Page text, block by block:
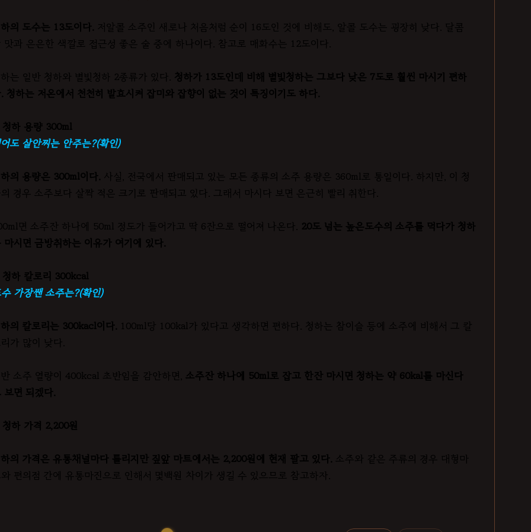
의 도수는 13도이다. 저알콜 소주인 새로나 처음처럼 순이 16도인 것에 비해도, 알콜 도수는 굉장히 낮다. 달콤
맛과 은은한 색깔로 접근성 좋은 술 중에 하나이다. 참고로 매화수는 12도이다.
는 일반 청하와 별빛청하 2종류가 있다. 청하가 13도인데 비해 별빛청하는 그보다 낮은 7도로 훨씬 마시기 편하
청하는 저온에서 천천히 발효시켜 잡미와 잡향이 없는 것이 특징이기도 하다.
하 용량 300ml
도 살안찌는 안주는?(확인)
의 용량은 300ml이다. 사실, 전국에서 판매되고 있는 모든 종류의 소주 용량은 360ml로 통일이다. 하지만, 이 청
경우 소주보다 살짝 적은 크기로 판매되고 있다. 그래서 마시다 보면 은근히 빨리 취한다.
면 소주잔 하나에 50ml 정도가 들어가고 딱 6잔으로 떨어져 나온다.
20도 넘는 높은도수의 소주를 먹다가 청하
마시면 금방취하는 이유가 여기에 있다.
청하 칼로리 300kcal
가장쌘 소주는?(확인)
의 칼로리는 300kacl이다. 100ml당 100kal가 있다고 생각하면 편하다. 청하는 참이슬 등에 소주에 비해서 그 칼
가 많이 낮다.
소주 열량이 400kcal 초반임을 감안하면, 소주잔 하나에 50ml로 잡고 한잔 마시면 청하는 약 60kal를 마신다
보면 되겠다.
하 가격 2,200원
의 가격은 유통채널마다 틀리지만 짚앞 마트에서는 2,200원에 현재 팔고 있다. 소주와 같은 주류의 경우 대형마
편의점 간에 유통마진으로 인해서 몇백원 차이가 생길 수 있으므로 참고하자.